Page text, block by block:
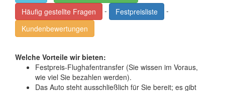
Häufig gestellte Fragen
- Festpreisliste
-
Kundenbewertungen
Welche Vorteile wir bieten:
Festpreis-Flughafentransfer (Sie wissen im Voraus,
wie viel Sie bezahlen werden).
Das Auto steht ausschließlich für Sie bereit; es gibt